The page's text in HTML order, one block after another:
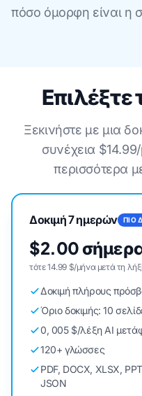
πόσο όμορφη είναι η
Επιλέξτε
Ξεκινήστε με μια
συνέχεια
περισσότερα
Δοκιμή 7 ημερών ΠΙΟ
$2.00
τότε 14.99 $/μήνα μετά τη
Δοκιμή πλήρους
Όριο δοκιμής: 10
0, 005 $/λέξη AI
120+ γλώσσες
PDF, DOCX, XLSX,
JSON